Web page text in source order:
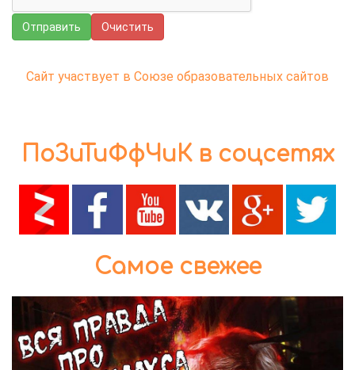
Отправить Очистить
Сайт участвует в Союзе образовательных сайтов
ПоЗиТиФфЧиК в соцсетях
Самое свежее